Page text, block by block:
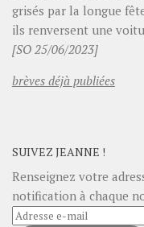
grisés par la longue
ils renversent une
[SO 25/06/2023]
brèves déjà publiées
SUIVEZ JEANNE !
Renseignez votre
notification à chaque
Adresse